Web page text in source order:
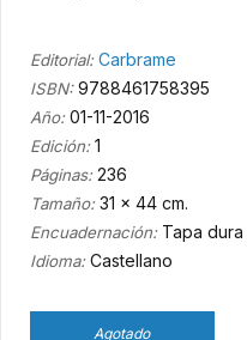
Editorial: Carbrame
ISBN:9788461758395
Año:01-11-2016
Edición:1
Páginas:236
Tamaño:31 x 44 cm.
Encuadernación:Tapa dura
Idioma:Castellano
Agotado